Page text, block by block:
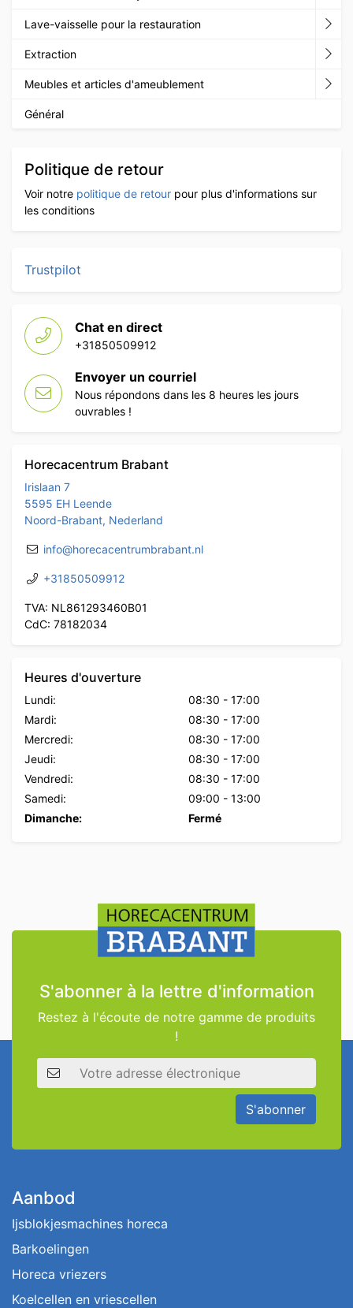
Lave-vaisselle pour la restauration
Extraction
Meubles et articles d'ameublement
Général
Politique de retour
Voir notre politique de retour pour plus d'informations sur
les conditions
Trustpilot
Chat en direct
+31850509912
Envoyer un courriel
Nous répondons dans les 8 heures les jours
ouvrables !
Horecacentrum Brabant
Irislaan 7
5595 EH Leende
Noord-Brabant, Nederland
info@horecacentrumbrabant.nl
+31850509912
TVA: NL861293460B01
CdC: 78182034
Heures d'ouverture
Lundi: 08:30 - 17:00
Mardi:
08:30 - 17:00
Mercredi:
08:30 - 17:00
Jeudi:
08:30 - 17:00
Vendredi:
08:30 - 17:00
Samedi:
09:00 - 13:00
Dimanche:
Fermé
S'abonner à la lettre d'information
Restez à l'écoute de notre gamme de produits
!
Adresse électronique
S'abonner
Aanbod
Ijsblokjesmachines horeca
Barkoelingen
Horeca vriezers
Koelcellen en vriescellen